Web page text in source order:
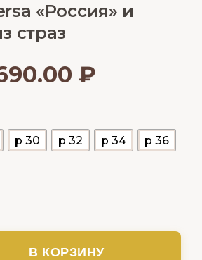
«Россия» и
страз
₽
р 30 р 32 р 34
р 36
В КОРЗИНУ